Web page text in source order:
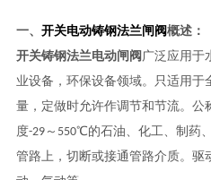
一、 开关电动铸钢法兰闸阀概述：
开关铸钢法兰电动闸阀 广泛应用于
业设备，环保设备领域。 只适用于
量，定做时允许作调节和节流。公
度-29～550℃的石油、化工、制药
管路上，切断或接通管路介质。 驱